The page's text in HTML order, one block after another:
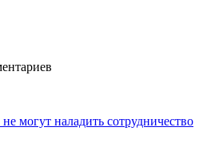
могут наладить сотрудничество